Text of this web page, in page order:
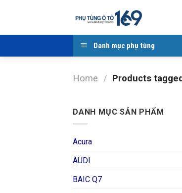
Danh mục phụ tùng
Home / Products
DANH MỤC SẢN PHẨM
Acura
AUDI
BAIC Q7